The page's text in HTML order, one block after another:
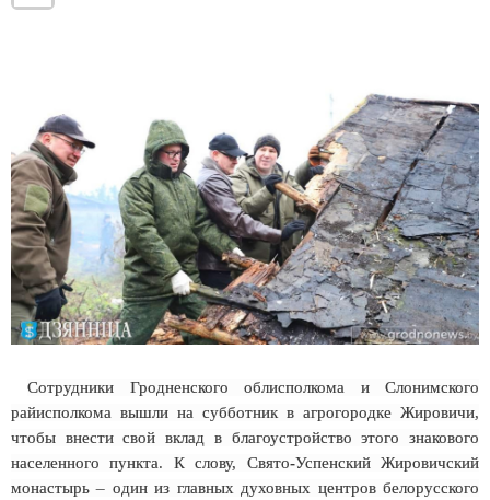
Сотрудники Гродненского облисполкома и Слонимского
райисполкома вышли на субботник в агрогородке Жировичи,
чтобы внести свой вклад в благоустройство этого знакового
населенного пункта. К слову, Свято-Успенский Жировичский
монастырь – один из главных духовных центров белорусского